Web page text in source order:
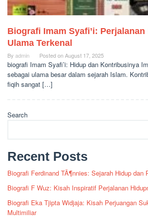
Biografi Imam Syafi’i: Perjalanan
Ulama Terkenal
By admin Posted onAugust 17, 2025
biografi Imam Syafi’i: Hidup dan Kontribusinya
sebagai ulama besar dalam sejarah Islam.
fiqih sangat […]
Search
Recent Posts
Biografi Ferdinand TÃ¶nnies: Sejarah Hidup dan
Biografi F Wuz: Kisah Inspiratif Perjalanan
Biografi Eka Tjipta Widjaja: Kisah Perjuangan
Multimiliar